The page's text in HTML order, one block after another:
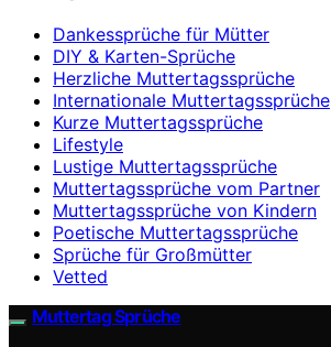
Dankessprüche für Mütter
DIY & Karten-Sprüche
Herzliche Muttertagssprüche
Internationale Muttertagssprüche
Kurze Muttertagssprüche
Lifestyle
Lustige Muttertagssprüche
Muttertagssprüche vom Partner
Muttertagssprüche von Kindern
Poetische Muttertagssprüche
Sprüche für Großmütter
Vetted
Muttertag Sprüche